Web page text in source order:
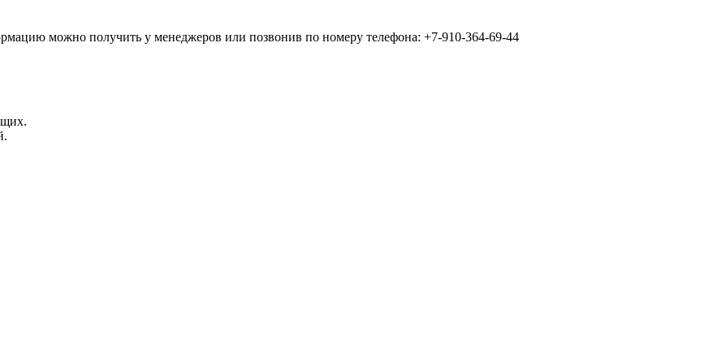
можно получить у менеджеров или позвонив по номеру телефона: +7-910-364-69-44